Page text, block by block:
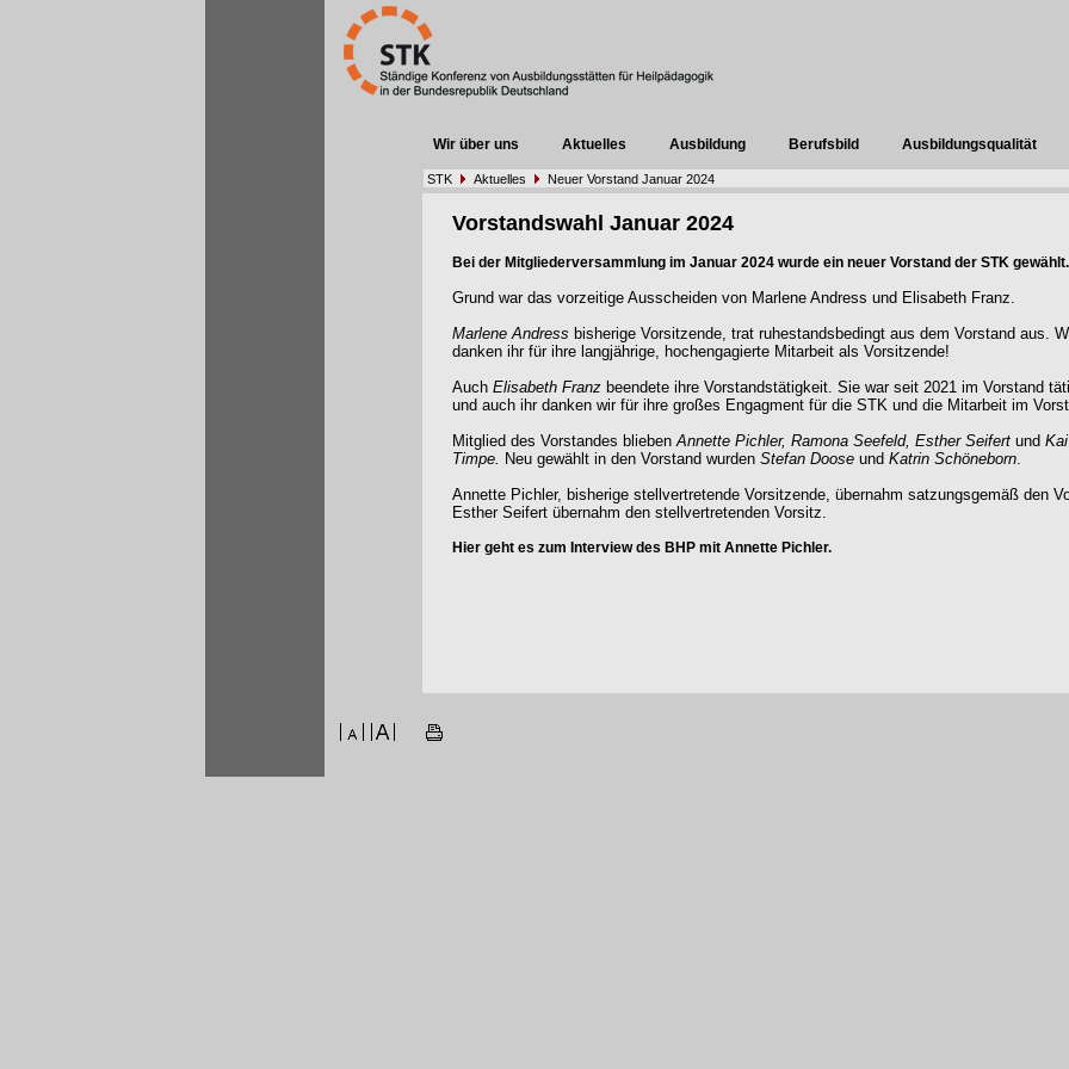
Wir über uns Aktuelles Ausbildung Berufsbild Ausbildungsqualität
STK Aktuelles Neuer Vorstand Januar 2024
Vorstandswahl Januar 2024
Bei der Mitgliederversammlung im Januar 2024 wurde ein neuer Vorstand der STK gewählt.
Grund war das vorzeitige Ausscheiden von Marlene Andress und Elisabeth Franz.
Marlene Andress bisherige Vorsitzende, trat ruhestandsbedingt aus dem Vorstand aus.
danken ihr für ihre langjährige, hochengagierte Mitarbeit als Vorsitzende!
Auch Elisabeth Franz beendete ihre Vorstandstätigkeit. Sie war seit 2021 im Vorstand
und auch ihr danken wir für ihre großes Engagment für die STK und die Mitarbeit im
Mitglied des Vorstandes bliebenAnnette Pichler, Ramona Seefeld, Esther Seifert und Kai
Timpe. Neu gewählt in den Vorstand wurden Stefan Doose und Katrin Schöneborn.
Annette Pichler, bisherige stellvertretende Vorsitzende, übernahm satzungsgemäß den
Esther Seifert übernahm den stellvertretenden Vorsitz.
Hier geht es zum Interview des BHP mit Annette Pichler.